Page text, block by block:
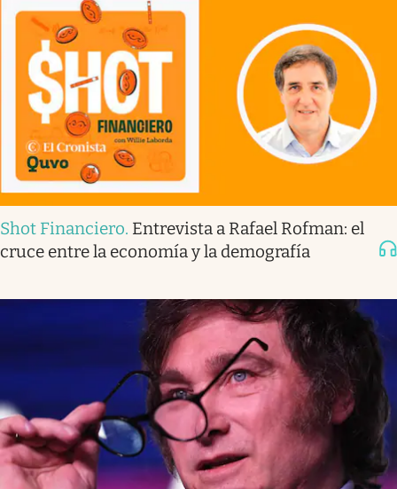
Shot Financiero. Entrevista a Rafael Rofman: el
cruce entre la economía y la demografía